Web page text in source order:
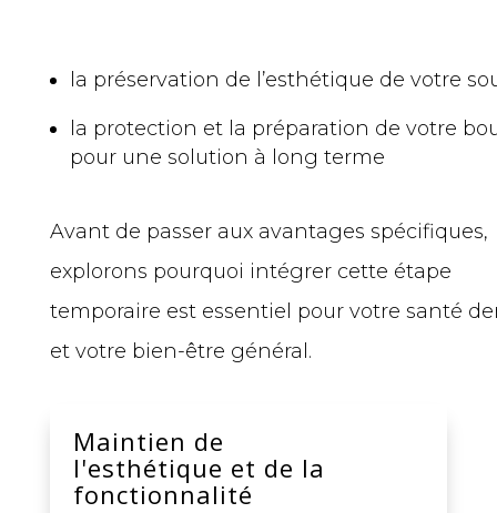
la préservation de l’esthétique de votre
la protection et la préparation de votre
pour une solution à long terme
Avant de passer aux avantages spécifiques,
explorons pourquoi intégrer cette étape
temporaire est essentiel pour votre santé
et votre bien-être général.
Maintien de
l'esthétique et de la
fonctionnalité